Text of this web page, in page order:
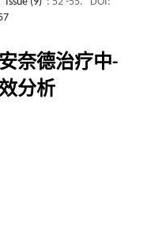
奈德治疗中-
分析